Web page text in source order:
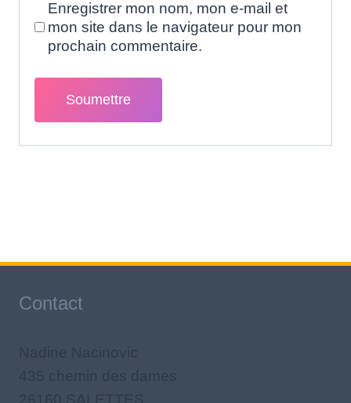
Enregistrer mon nom, mon e-mail et
mon site dans le navigateur pour mon
prochain commentaire.
Contact